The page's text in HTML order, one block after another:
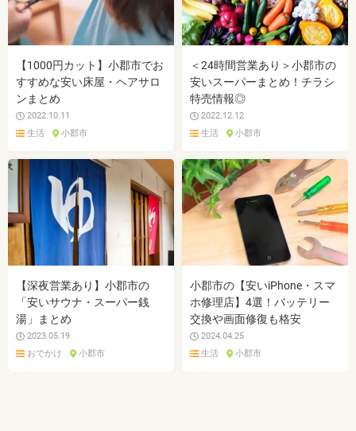
【1000円カット】小郡市でお
すすめな安い床屋・ヘアサロ
ンまとめ
2022.10.11
生活
小郡市
＜24時間営業あり＞小郡市の
安いスーパーまとめ！チラシ
特売情報◎
2022.12.12
生活
小郡市
【深夜営業あり】小郡市の
「安いサウナ・スーパー銭
湯」まとめ
2023.05.19
おでかけ
小郡市
小郡市の【安いiPhone・スマ
ホ修理店】4選！バッテリー
交換や画面修復も格安
2024.04.25
生活
小郡市